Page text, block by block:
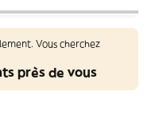
Vous cherchez
près de vous